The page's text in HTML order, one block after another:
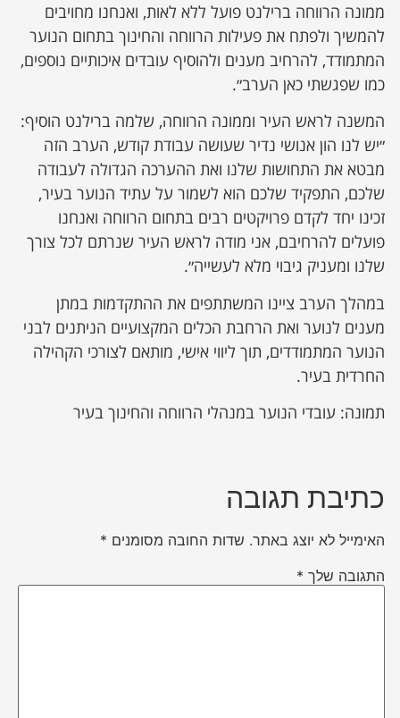
ממונה הרווחה ברילנט פועל ללא לאות, ואנחנו מחויבים
להמשיך ולפתח את פעילות הרווחה והחינוך בתחום הנוער
המתמודד, להרחיב מענים ולהוסיף עובדים איכותיים נוספים,
כמו שפגשתי כאן הערב״.
המשנה לראש העיר וממונה הרווחה, שלמה ברילנט הוסיף:
״יש לנו הון אנושי נדיר שעושה עבודת קודש, הערב הזה
מבטא את התחושות שלנו ואת ההערכה הגדולה לעבודה
שלכם, התפקיד שלכם הוא לשמור על עתיד הנוער בעיר,
זכינו יחד לקדם פרויקטים רבים בתחום הרווחה ואנחנו
פועלים להרחיבם, אני מודה לראש העיר שנרתם לכל צורך
שלנו ומעניק גיבוי מלא לעשייה״.
במהלך הערב ציינו המשתתפים את ההתקדמות במתן
מענים לנוער ואת הרחבת הכלים המקצועיים הניתנים לבני
הנוער המתמודדים, תוך ליווי אישי, מותאם לצורכי הקהילה
החרדית בעיר.
תמונה: עובדי הנוער במנהלי הרווחה והחינוך בעיר
כתיבת תגובה
האימייל לא יוצג באתר. שדות החובה מסומנים *
התגובה שלך *